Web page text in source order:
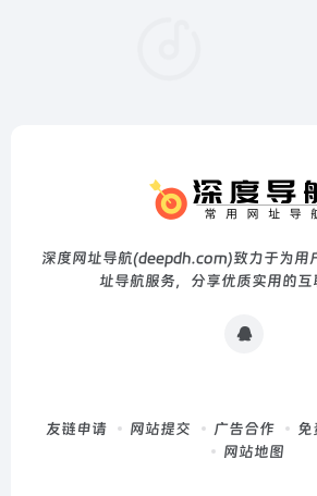
深度网址导航(deepdh.com)致力于为用
址导航服务，分享优质实用的互
友链申请 网站提交 广告合作 免
网站地图